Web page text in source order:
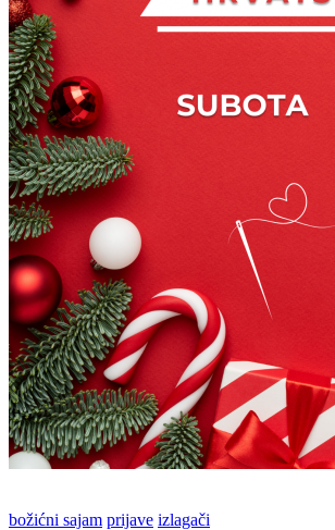
božićni sajam prijave izlagači